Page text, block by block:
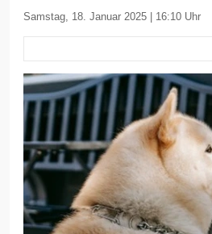
Samstag, 18. Januar 2025 | 16:10 Uhr